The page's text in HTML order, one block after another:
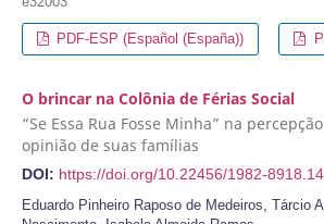
PDF-ESP (Español (España))
O brincar na Colônia de Férias Social
“Se Essa Rua Fosse Minha” na
opinião de suas famílias
DOI: https://doi.org/10.22456/1982-
Eduardo Pinheiro Raposo de Medeiros, Tárcio